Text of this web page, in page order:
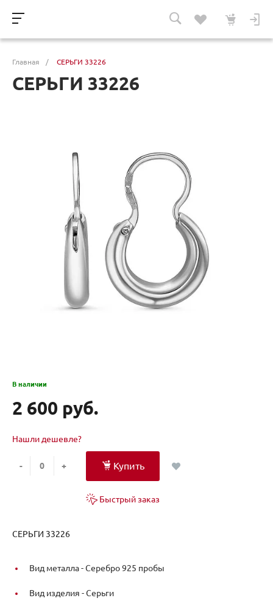
Главная / СЕРЬГИ 33226
СЕРЬГИ 33226
В наличии
2 600 руб.
Нашли дешевле?
- + Купить
Быстрый заказ
СЕРЬГИ 33226
Вид металла -Серебро 925 пробы
Вид изделия -Серьги